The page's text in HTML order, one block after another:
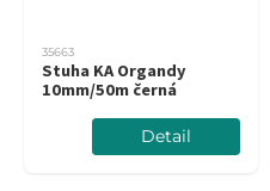
35663
Stuha KA Organdy
10mm/50m černá
Detail